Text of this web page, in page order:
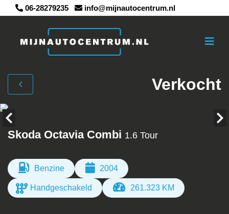
06-28279235 info@mijnautocentrum.nl
Verkocht
Skoda Octavia Combi 1.6 Tour
Benzine 2004
Handgeschakeld 261.323 KM